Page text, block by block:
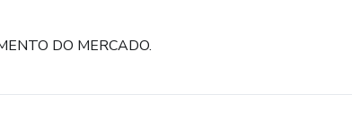
DO MERCADO.